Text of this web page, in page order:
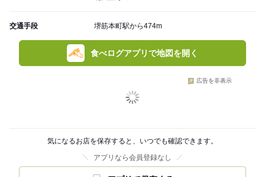
交通手段 堺筋本町駅から474m
食べログアプリで地図を開く
広告を非表示
気になるお店を保存すると、いつでも確認できます。
アプリなら会員登録なし